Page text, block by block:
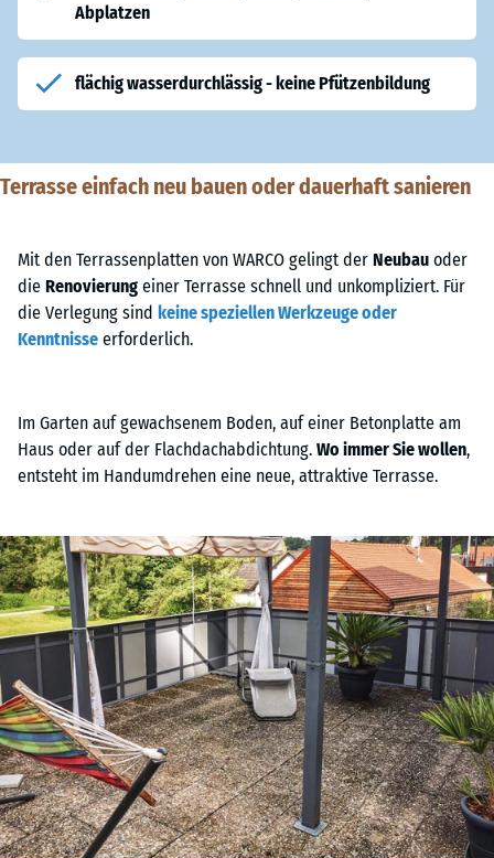
Abplatzen
flächig wasserdurchlässig - keine Pfützenbildung
Terrasse einfach neu bauen oder dauerhaft sanieren
Mit den Terrassenplatten von WARCO gelingt der Neubau oder
die Renovierung einer Terrasse schnell und unkompliziert. Für
die Verlegung sind keine speziellen Werkzeuge oder
Kenntnisse erforderlich.
Im Garten auf gewachsenem Boden, auf einer Betonplatte am
Haus oder auf der Flachdachabdichtung. Wo immer Sie wollen,
entsteht im Handumdrehen eine neue, attraktive Terrasse.